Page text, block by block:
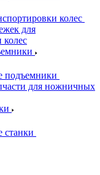
колес
для
колес
для ножничных